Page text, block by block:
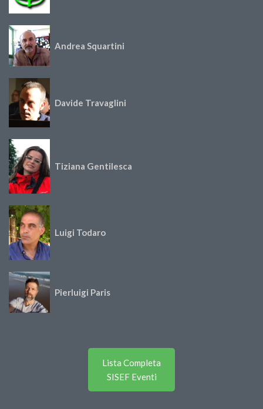
Andrea Squartini
Davide Travaglini
Tiziana Gentilesca
Luigi Todaro
Pierluigi Paris
Lista Completa
SISEF Eventi